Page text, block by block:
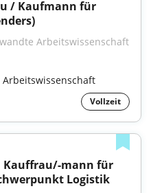
Arbeitswissenschaft
Vollzeit
Logistik